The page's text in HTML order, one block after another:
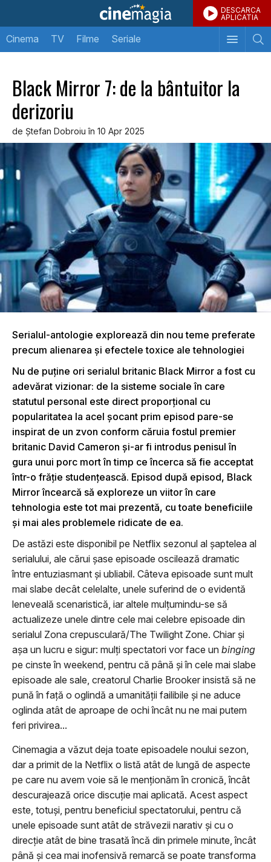
DESCARCA
APLICATIA
Cinema TV Filme Seriale
Black Mirror 7: de la bântuitor la
derizoriu
de Ştefan Dobroiu în 10 Apr 2025
Serialul-antologie explorează din nou teme preferate
precum alienarea şi efectele toxice ale tehnologiei
Nu de puţine ori serialul britanic Black Mirror a fost cu
adevărat vizionar: de la sisteme sociale în care
statutul personal este direct proporţional cu
popularitatea la acel şocant prim episod pare-se
inspirat de un zvon conform căruia fostul premier
britanic David Cameron şi-ar fi introdus penisul în
gura unui porc mort în timp ce încerca să fie acceptat
într-o frăţie studenţească. Episod după episod, Black
Mirror încearcă să exploreze un viitor în care
tehnologia este tot mai prezentă, cu toate beneficiile
şi mai ales problemele ridicate de ea.
De astăzi este disponibil pe Netflix sezonul al şaptelea al
serialului, ale cărui şase episoade oscilează dramatic
între entuziasmant şi ubliabil. Câteva episoade sunt mult
mai slabe decât celelalte, unele suferind de o evidentă
leneveală scenaristică, iar altele mulţumindu-se să
actualizeze unele dintre cele mai celebre episoade din
serialul Zona crepusculară/The Twilight Zone. Chiar şi
aşa un lucru e sigur: mulţi spectatori vor face un binging
pe cinste în weekend, pentru că până şi în cele mai slabe
episoade ale sale, creatorul Charlie Brooker insistă să ne
pună în faţă o oglindă a umanităţii failibile şi ne aduce
oglinda atât de aproape de ochi încât nu ne mai putem
feri privirea...
Cinemagia a văzut deja toate episoadele noului sezon,
dar a primit de la Netflix o listă atât de lungă de aspecte
pe care nu avem voie să le menţionăm în cronică, încât
descurajează orice discuţie mai aplicată. Acest aspect
este, totuşi, pentru beneficiul spectatorului, pentru că
unele episoade sunt atât de străvezii narativ şi cu o
direcţie atât de bine trasată încă din primele minute, încât
până şi cea mai inofensivă remarcă se poate transforma